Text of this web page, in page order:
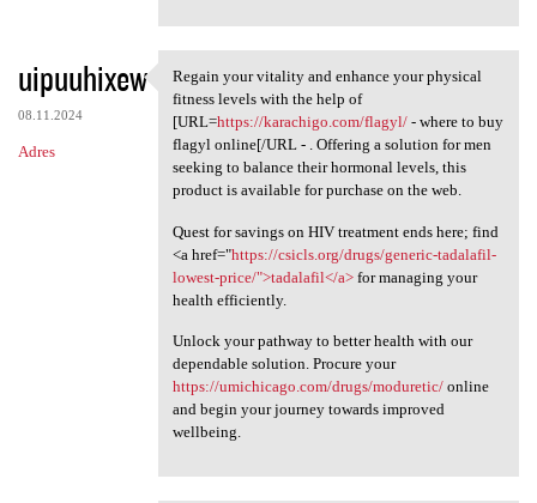
uipuuhixew
08.11.2024
Adres
Regain your vitality and
Regain your vitality and enhance your physical
fitness levels with the help of
[URL=https://karachigo.com/flagyl/- where to buy
flagyl online[/URL - . Offering a solution for men
seeking to balance their hormonal levels, this
product is available for purchase on the web.
Quest for savings on HIV treatment ends here; find
<a href="https://csicls.org/drugs/generic-tadalafil-
lowest-price/">tadalafil</a>for managing your
health efficiently.
Unlock your pathway to better health with our
dependable solution. Procure your
https://umichicago.com/drugs/moduretic/online
and begin your journey towards improved
wellbeing.